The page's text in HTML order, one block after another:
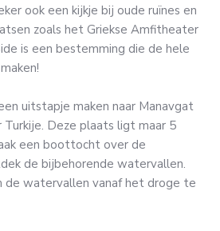
ook een kijkje bij oude ruïnes en
zoals het Griekse Amfitheater
is een bestemming die de hele
uitstapje maken naar Manavgat
Turkije. Deze plaats ligt maar 5
een boottocht over de
de bijbehorende watervallen.
de watervallen vanaf het droge te